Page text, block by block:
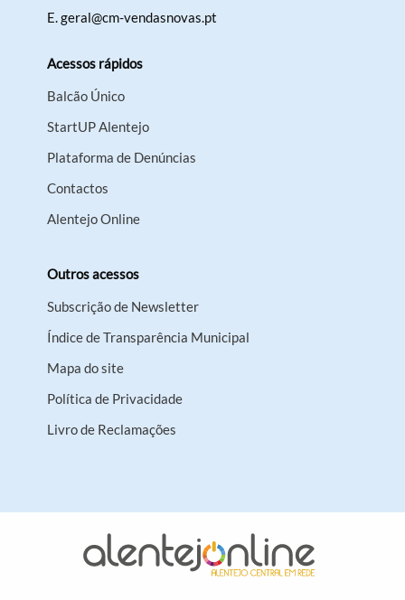
E.geral@cm-vendasnovas.pt
Acessos rápidos
Balcão Único
StartUP Alentejo
Plataforma de Denúncias
Contactos
Alentejo Online
Outros acessos
Subscrição de Newsletter
Índice de Transparência Municipal
Mapa do site
Política de Privacidade
Livro de Reclamações